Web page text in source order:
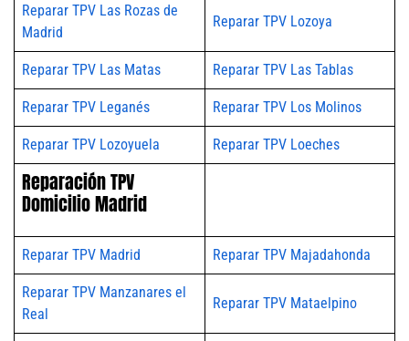
Reparar TPV Las Rozas de
Madrid
Reparar TPV Lozoya
Reparar TPV Las Matas Reparar TPV Las Tablas
Reparar TPV Leganés Reparar TPV Los Molinos
Reparar TPV Lozoyuela Reparar TPV Loeches
Reparación TPV
Domicilio Madrid
Reparar TPV Madrid Reparar TPV Majadahonda
Reparar TPV Manzanares el
Real
Reparar TPV Mataelpino